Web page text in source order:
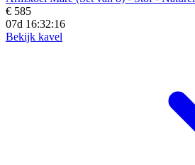
€ 585
07d 16:32:14
Bekijk kavel